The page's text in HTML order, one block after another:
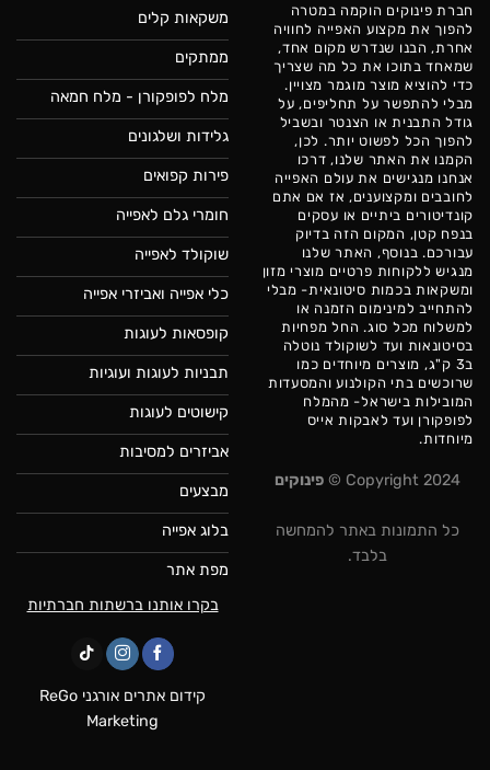
חברת פינוקים הוקמה במטרה
להפוך את מקצוע האפייה לחוויה
אחרת, הבנו שנדרש מקום אחד,
שמאחד בתוכו את כל מה שצריך
כדי להוציא מוצר מוגמר מצויין.
מבלי להתפשר על תחליפים, על
גודל התבנית או הצנטר ובשביל
להפוך הכל לפשוט יותר. לכן,
הקמנו את האתר שלנו, דרכו
אנחנו מנגישים את עולם האפייה
לחובבים ומקצוענים, אז אם אתם
קונדיטורים ביתיים או עסקים
בנפח קטן, המקום הזה בדיוק
עבורכם. בנוסף, האתר שלנו
מנגיש ללקוחות פרטיים מוצרי מזון
ומשקאות בכמות סיטונאית- מבלי
להתחייב למינימום הזמנה או
למשלוח מכל סוג. החל מפחיות
בסיטונאות ועד לשוקולד נוטלה
ב3 ק"ג, מוצרים מיוחדים כמו
שרוכשים בתי הקולנוע והמסעדות
המובילות בישראל- מהמלח
לפופקורן ועד לאבקות אייס
מיוחדות.
Copyright 2024 © פינוקים
כל התמונות באתר להמחשה
בלבד.
משקאות קלים
ממתקים
מלח לפופקורן - מלח חמאה
גלידות ושלגונים
פירות קפואים
חומרי גלם לאפייה
שוקולד לאפייה
כלי אפייה ואביזרי אפייה
קופסאות לעוגות
תבניות לעוגות ועוגיות
קישוטים לעוגות
אביזרים למסיבות
מבצעים
בלוג אפייה
מפת אתר
בקרו אותנו ברשתות חברתיות
קידום אתרים אורגני ReGo
Marketing